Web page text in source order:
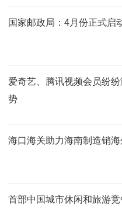
国家邮政局：4月份正式启
爱奇艺、腾讯视频会员纷
势
海口海关助力海南制造销海
首部中国城市休闲和旅游